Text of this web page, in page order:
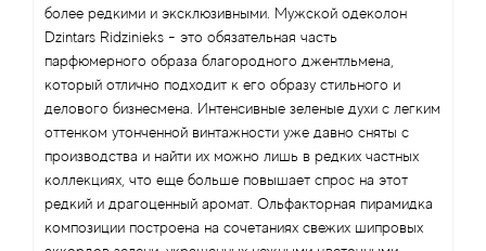
более редкими и эксклюзивными. Мужской одеколон
Dzintars Ridzinieks - это обязательная часть
парфюмерного образа благородного джентльмена,
который отлично подходит к его образу стильного и
делового бизнесмена. Интенсивные зеленые духи с легким
оттенком утонченной винтажности уже давно сняты с
производства и найти их можно лишь в редких частных
коллекциях, что еще больше повышает спрос на этот
редкий и драгоценный аромат. Ольфакторная пирамидка
композиции построена на сочетаниях свежих шипровых
Annick Goutal
Antonia's Flowers
Antonio Banderas
Antonio Puig